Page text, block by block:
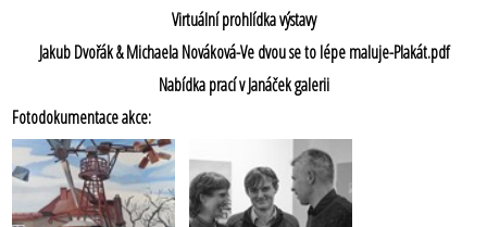
Virtuální prohlídka výstavy
Jakub Dvořák & Michaela Nováková-Ve dvou se to lépe maluje-Plakát.pdf
Nabídka prací v Janáček galerii
Fotodokumentace akce: